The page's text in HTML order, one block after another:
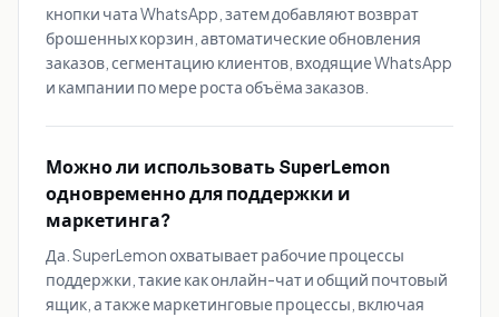
кнопки чата WhatsApp, затем добавляют возврат
брошенных корзин, автоматические обновления
заказов, сегментацию клиентов, входящие WhatsApp
и кампании по мере роста объёма заказов.
Можно ли использовать SuperLemon
одновременно для поддержки и
маркетинга?
Да. SuperLemon охватывает рабочие процессы
поддержки, такие как онлайн-чат и общий почтовый
ящик, а также маркетинговые процессы, включая